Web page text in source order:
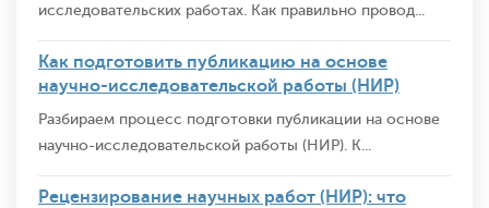
исследовательских работах. Как правильно провод...
Как подготовить публикацию на основе
научно-исследовательской работы (НИР)
Разбираем процесс подготовки публикации на основе
научно-исследовательской работы (НИР). К...
Рецензирование научных работ (НИР): что